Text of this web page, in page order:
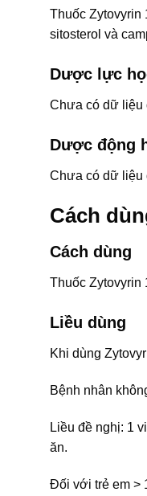
Thuốc Zytovyrin
sitosterol và
Dược lực
Chưa có dữ liệu
Dược động
Chưa có dữ liệu
Cách
Cách dùng
Thuốc Zytovyrin
Liều dùng
Khi dùng
Bệnh nhân
Liều đề nghị: 1
ăn.
Đối với trẻ em >